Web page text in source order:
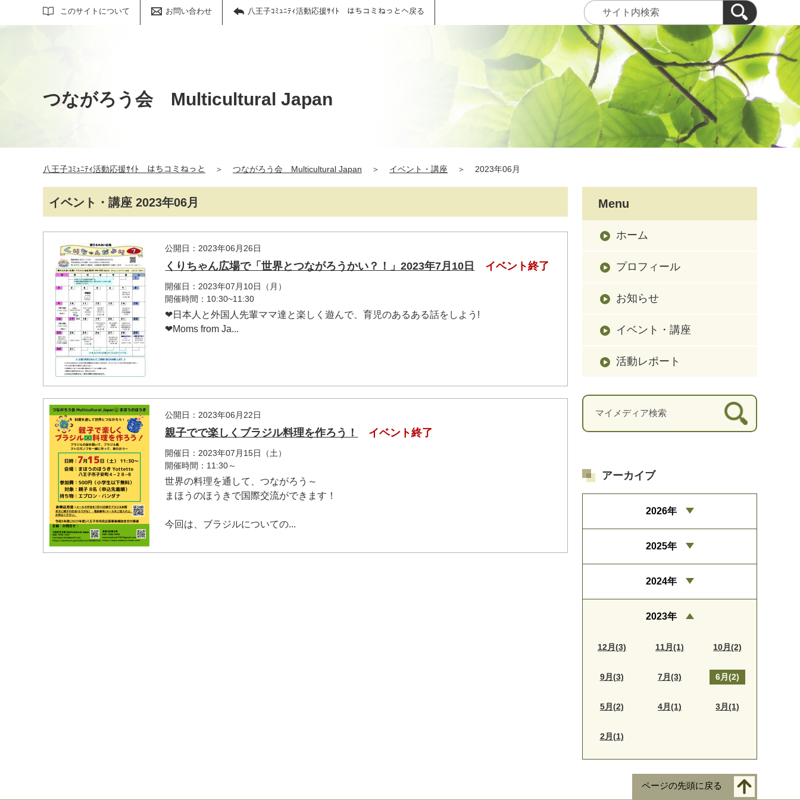
このサイトについて お問い合わせ 八王子ｺﾐｭﾆﾃｨ活動応援ｻｲﾄ はちコミねっとへ戻る
サイト内検索
つながろう会 Multicultural Japan
八王子ｺﾐｭﾆﾃｨ活動応援ｻｲﾄ はちコミねっと ＞ つながろう会 Multicultural Japan ＞ イベント・講座 ＞ 2023年06月
イベント・講座 2023年06月
公開日：2023年06月26日
くりちゃん広場で「世界とつながろうかい？！」2023年7月10日 イベント終了
開催日：2023年07月10日（月）
開催時間：10:30~11:30
❤︎日本人と外国人先輩ママ達と楽しく遊んで、育児のあるある話をしよう!
❤︎Moms from Ja...
公開日：2023年06月22日
親子でで楽しくブラジル料理を作ろう！ イベント終了
開催日：2023年07月15日（土）
開催時間：11:30～
世界の料理を通して、つながろう～
まほうのほうきで国際交流ができます！
今回は、ブラジルについての...
Menu
ホーム
プロフィール
お知らせ
イベント・講座
活動レポート
マイメディア検索
アーカイブ
2026年
2025年
2024年
2023年
12月(3) 11月(1) 10月(2)
9月(3) 7月(3) 6月(2)
5月(2) 4月(1) 3月(1)
2月(1)
ページの先頭に戻る